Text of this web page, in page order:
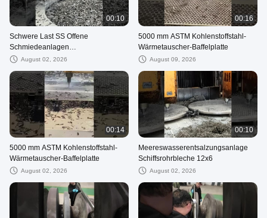
00:10
Schwere Last SS Offene
Schmiedeanlagen
Großschmiedeanlagen
August 02, 2026
00:16
5000 mm ASTM Kohlenstoffstahl-
Wärmetauscher-Baffelplatte
August 09, 2026
00:14
5000 mm ASTM Kohlenstoffstahl-
Wärmetauscher-Baffelplatte
August 02, 2026
00:10
Meereswasserentsalzungsanlage
Schiffsrohrbleche 12x6
August 02, 2026